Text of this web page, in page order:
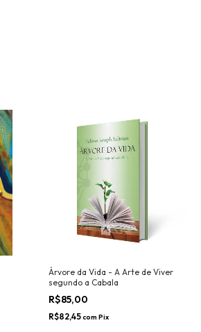
Árvore da Vida - A Arte de Viver
segundo a Cabala
R$85,00
R$82,45com Pix